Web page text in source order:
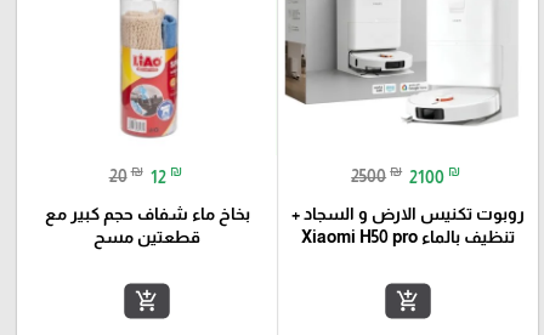
2500 ₪ 2100 ₪
روبوت تكنيس الارض و السجاد +
تنظيف بالماء Xiaomi H50 pro
add_shopping_cart
20 ₪ 12 ₪
بخاخ ماء شفاف حجم كبير مع
قطعتين مسح
add_shopping_cart